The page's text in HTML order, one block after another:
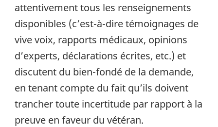
attentivement tous les renseignements
disponibles (c’est-à-dire témoignages de
vive voix, rapports médicaux, opinions
d’experts, déclarations écrites, etc.) et
discutent du bien-fondé de la demande,
en tenant compte du fait qu’ils doivent
trancher toute incertitude par rapport à la
preuve en faveur du vétéran.